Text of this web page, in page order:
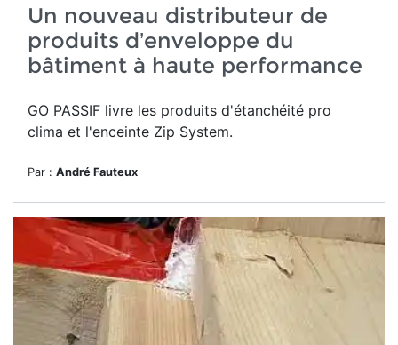
Un nouveau distributeur de
produits d’enveloppe du
bâtiment à haute performance
GO PASSIF livre les produits d'étanchéité pro
clima et l'enceinte Zip System.
Par : André Fauteux